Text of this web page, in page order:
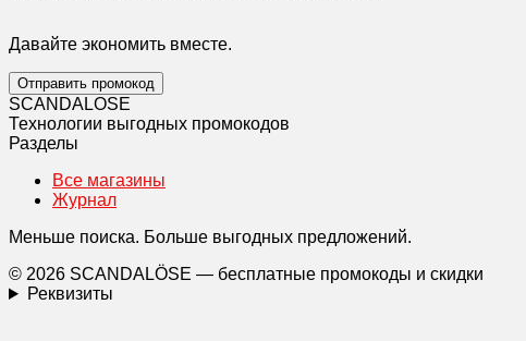
Давайте экономить вместе.
Отправить промокод
SCANDALOSE
Технологии выгодных промокодов
Разделы
Все магазины
Журнал
Меньше поиска. Больше выгодных предложений.
© 2026 SCANDALÖSE — бесплатные промокоды и скидки
Реквизиты